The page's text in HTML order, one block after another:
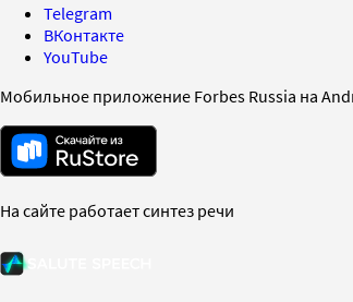
Telegram
ВКонтакте
YouTube
Мобильное приложение Forbes Russia на
На сайте работает синтез речи